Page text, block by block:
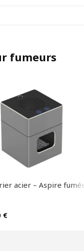
fumeurs
acier – Aspire
€